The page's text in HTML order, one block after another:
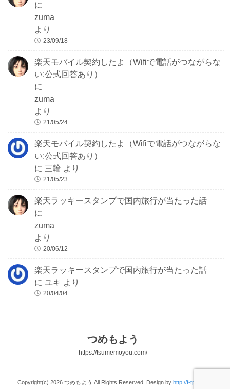
に
zuma
より
23/09/18
楽天モバイル契約したよ（Wifiで電話がつながらな
い:公式回答あり）
に
zuma
より
21/05/24
楽天モバイル契約したよ（Wifiで電話がつながらな
い:公式回答あり）
に 三輪 より
21/05/23
楽天ラッキースタンプで国内旅行が当たった話
に
zuma
より
20/06/12
楽天ラッキースタンプで国内旅行が当たった話
にユキ より
20/04/04
つめもよう
https://tsumemoyou.com/
Copyright(c) 2026 つめもよう All Rights Reserved. Design by http://f-tpl.com